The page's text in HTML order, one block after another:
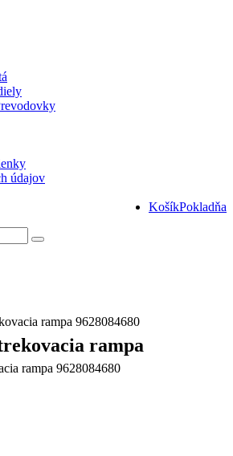
údajov
KošíkPokladňa
rampa 9628084680